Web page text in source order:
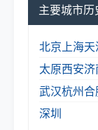
主要城市
北京 上海
太原西安济
武汉杭州合
深圳